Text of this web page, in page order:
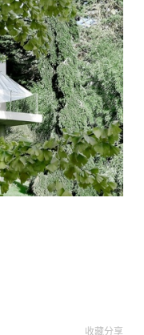
收藏分享